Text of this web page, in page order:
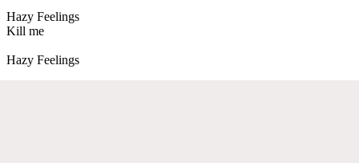
Hazy Feelings
Kill me
Hazy Feelings